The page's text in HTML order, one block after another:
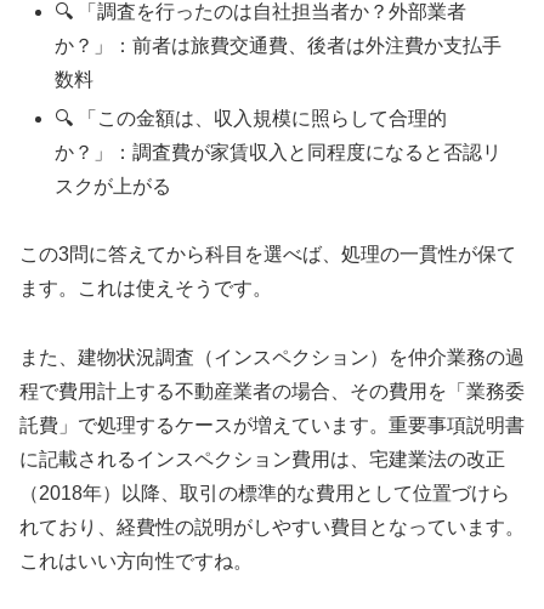
🔍 「調査を行ったのは自社担当者か？外部業者
か？」：前者は旅費交通費、後者は外注費か支払手
数料
🔍 「この金額は、収入規模に照らして合理的
か？」：調査費が家賃収入と同程度になると否認リ
スクが上がる
この3問に答えてから科目を選べば、処理の一貫性が保て
ます。これは使えそうです。
また、建物状況調査（インスペクション）を仲介業務の過
程で費用計上する不動産業者の場合、その費用を「業務委
託費」で処理するケースが増えています。重要事項説明書
に記載されるインスペクション費用は、宅建業法の改正
（2018年）以降、取引の標準的な費用として位置づけら
れており、経費性の説明がしやすい費目となっています。
これはいい方向性ですね。